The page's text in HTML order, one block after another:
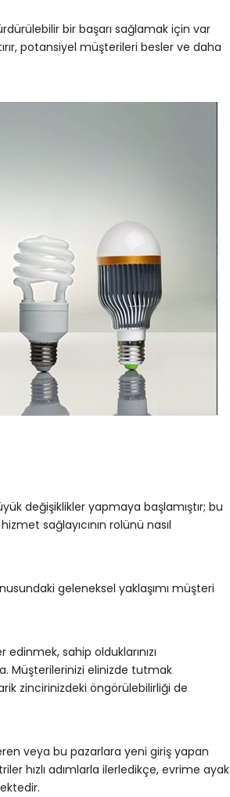
bir başarı sağlamak için var
potansiyel müşterileri besler ve daha
değişiklikler yapmaya başlamıştır; bu
sağlayıcının rolünü nasıl
geleneksel yaklaşımı müşteri
sahip olduklarınızı
Müşterilerinizi elinizde tutmak
zincirinizdeki öngörülebilirliği de
veya bu pazarlara yeni giriş yapan
hızlı adımlarla ilerledikçe, evrime ayak